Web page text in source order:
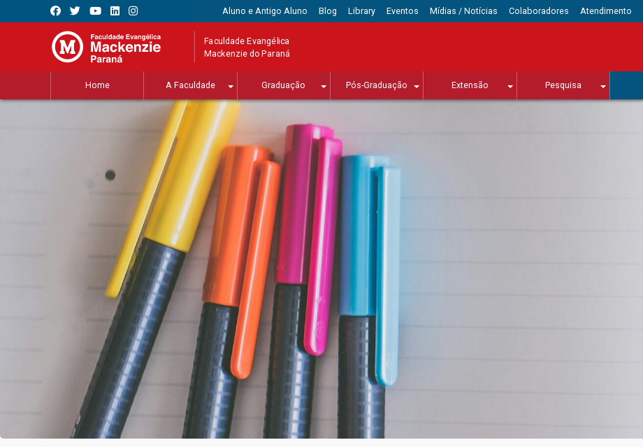
Aluno e Antigo Aluno Blog Library Eventos Mídias / Notícias Colaboradores Atendimento
Faculdade Evangélica
Mackenzie do Paraná
Home A Faculdade Graduação Pós-Graduação Extensão Pesquisa